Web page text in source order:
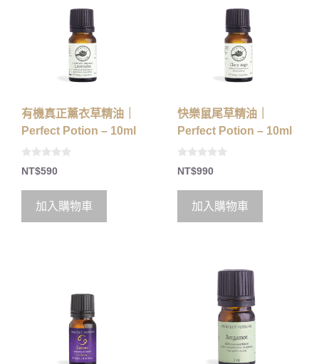
有機真正薰衣草精油｜
Perfect Potion – 10ml
0
o
5
NT$590
加入購物車
快樂鼠尾草精油｜
Perfect Potion – 10ml
0
o
5
NT$990
加入購物車